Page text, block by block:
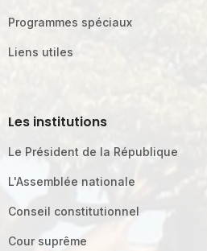
Programmes spéciaux
Liens utiles
Les institutions
Le Président de la République
L'Assemblée nationale
Conseil constitutionnel
Cour suprême